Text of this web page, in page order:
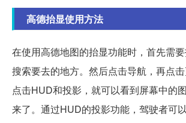
高德抬显使用方法
在使用高德地图的抬显功能时，首先需
搜索要去的地方。然后点击导航，再点
点击HUD和投影，就可以看到屏幕中的
来了。通过HUD的投影功能，驾驶者可